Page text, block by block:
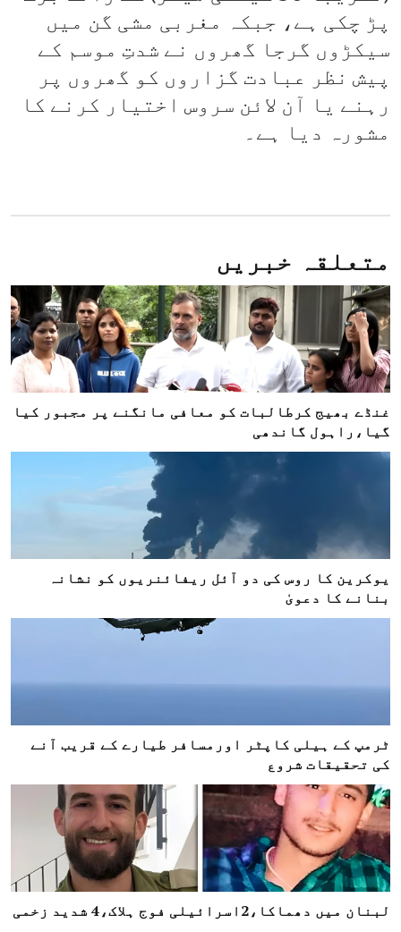
پڑ چکی ہے، جبکہ مغربی مشی گن میں
سیکڑوں گرجا گھروں نے شدتِ موسم کے
پیش نظر عبادت گزاروں کو گھروں پر
رہنے یا آن لائن سروس اختیار کرنے کا
مشورہ دیا ہے۔
متعلقہ خبریں
غنڈے بھیج کرطالبات کو معافی مانگنے پر مجبور کیا
گیا،راہول گاندھی
یوکرین کا روس کی دو آئل ریفائنریوں کو نشانہ
بنانے کا دعویٰ
ٹرمپ کے ہیلی کاپٹر اورمسافر طیارے کے قریب آنے
کی تحقیقات شروع
لبنان میں دھماکا،2اسرائیلی فوج ہلاک،4 شدید زخمی